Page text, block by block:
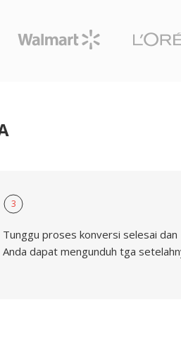
3
Tunggu proses konversi selesai dan
Anda dapat mengunduh tga